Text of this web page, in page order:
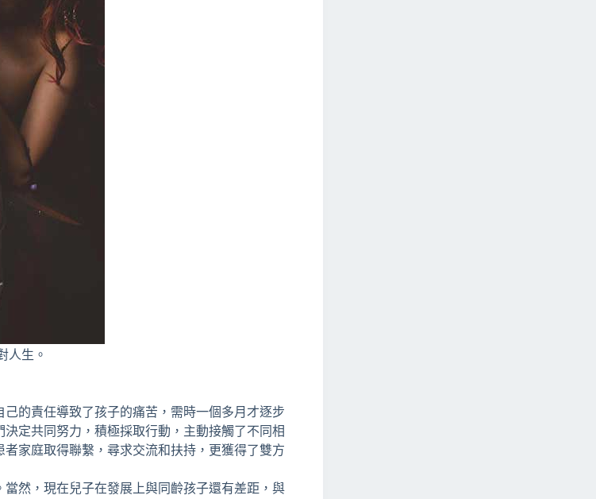
人生。
的責任導致了孩子的痛苦，需時一個多月才逐步
定共同努力，積極採取行動，主動接觸了不同相
家庭取得聯繫，尋求交流和扶持，更獲得了雙方
然，現在兒子在發展上與同齡孩子還有差距，與